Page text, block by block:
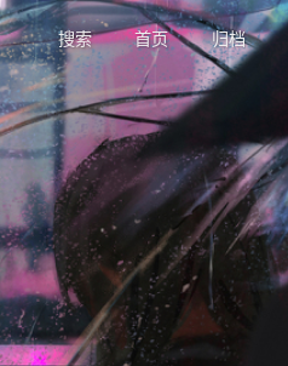
搜索 首页 归档